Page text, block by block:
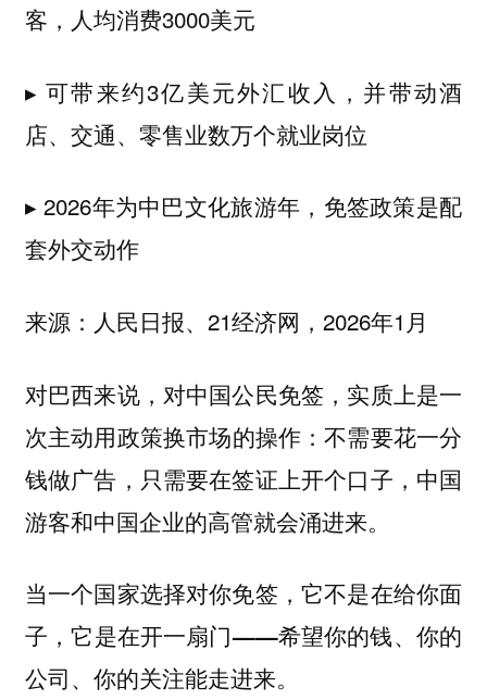
客，人均消费3000美元
▸ 可带来约3亿美元外汇收入，并带动酒
店、交通、零售业数万个就业岗位
▸ 2026年为中巴文化旅游年，免签政策是配
套外交动作
来源：人民日报、21经济网，2026年1月
对巴西来说，对中国公民免签，实质上是一
次主动用政策换市场的操作：不需要花一分
钱做广告，只需要在签证上开个口子，中国
游客和中国企业的高管就会涌进来。
当一个国家选择对你免签，它不是在给你面
子，它是在开一扇门——希望你的钱、你的
公司、你的关注能走进来。